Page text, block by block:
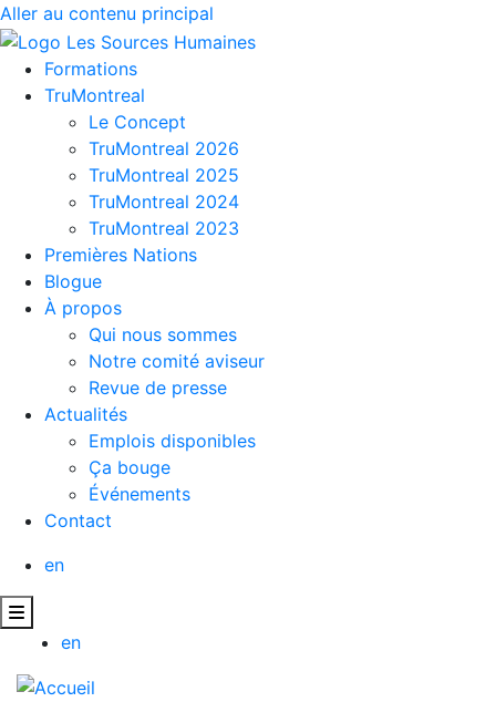
Aller au contenu principal
Formations
TruMontreal
Le Concept
TruMontreal 2026
TruMontreal 2025
TruMontreal 2024
TruMontreal 2023
Premières Nations
Blogue
À propos
Qui nous sommes
Notre comité aviseur
Revue de presse
Actualités
Emplois disponibles
Ça bouge
Événements
Contact
en
en